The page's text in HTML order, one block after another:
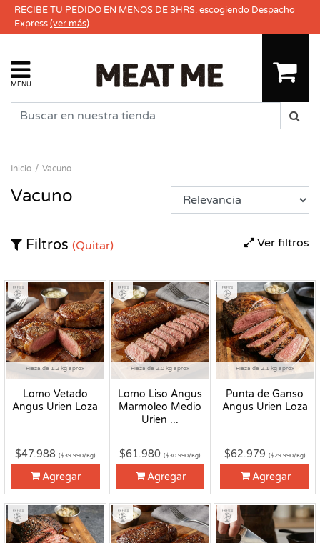
RECIBE TU PEDIDO EN MENOS DE 3HRS. escogiendo Despacho
Express(ver más)
MENU
Inicio Vacuno
Vacuno
Ver filtros
Filtros (Quitar)
Pieza de 1.2 kg aprox
Lomo Vetado
Angus Urien Loza
Fresco
$47.988 ($39.990/Kg)
Agregar
Pieza de 2.0 kg aprox
Lomo Liso Angus
Marmoleo Medio
Urien ...
Fresco
$61.980 ($30.990/Kg)
Agregar
Pieza de 2.1 kg aprox
Punta de Ganso
Angus Urien Loza
Fresco
$62.979 ($29.990/Kg)
Agregar
Fresco Fresco Fresco